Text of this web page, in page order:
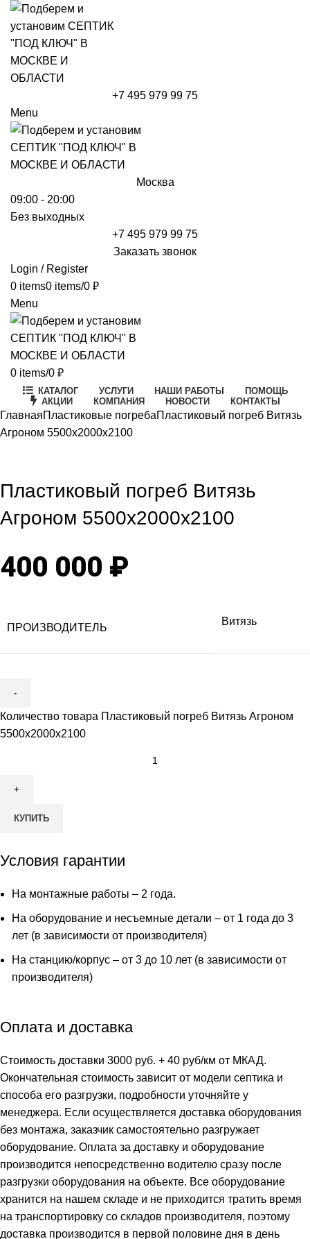
+7 495 979 99 75
Menu
Москва
09:00 - 20:00
Без выходных
+7 495 979 99 75
Заказать звонок
Login / Register
0 items0 items/0 ₽
Menu
0 items/0 ₽
КАТАЛОГ УСЛУГИ НАШИ РАБОТЫ
ПОМОЩЬ
АКЦИИ
КОМПАНИЯ НОВОСТИ КОНТАКТЫ
ГлавнаяПластиковые погребаПластиковый погреб Витязь
Агроном 5500х2000х2100
Пластиковый погреб Витязь
Агроном 5500х2000х2100
400 000 ₽
ПРОИЗВОДИТЕЛЬ
Витязь
Количество товара Пластиковый погреб Витязь Агроном
5500х2000х2100
КУПИТЬ
Условия гарантии
На монтажные работы – 2 года.
На оборудование и несъемные детали – от 1 года до 3
лет (в зависимости от производителя)
На станцию/корпус – от 3 до 10 лет (в зависимости от
производителя)
Оплата и доставка
Стоимость доставки 3000 руб. + 40 руб/км от МКАД.
Окончательная стоимость зависит от модели септика и
способа его разгрузки, подробности уточняйте у
менеджера. Если осуществляется доставка оборудования
без монтажа, заказчик самостоятельно разгружает
оборудование. Оплата за доставку и оборудование
производится непосредственно водителю сразу после
разгрузки оборудования на объекте. Все оборудование
хранится на нашем складе и не приходится тратить время
на транспортировку со складов производителя, поэтому
доставка производится в первой половине дня в день